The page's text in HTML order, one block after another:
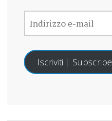
INDIRIZZO
E-
MAIL
Iscriviti | Subscribe